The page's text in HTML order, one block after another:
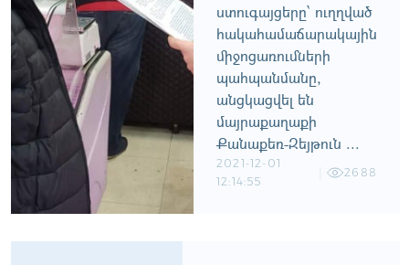
ստուգայցերը՝ ուղղված
հակահամաճարակային
միջոցառումների
պահպանմանը,
անցկացվել են
մայրաքաղաքի
Քանաքեռ-Զեյթուն ...
2021-12-01
12:14:55
2688